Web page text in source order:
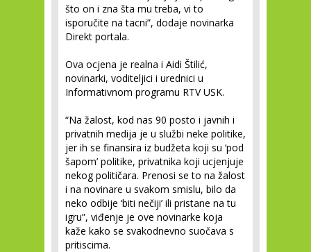
što on i zna šta mu treba, vi to
isporučite na tacni”, dodaje novinarka
Direkt portala.
Ova ocjena je realna i Aidi Štilić,
novinarki, voditeljici i urednici u
Informativnom programu RTV USK.
“Na žalost, kod nas 90 posto i javnih i
privatnih medija je u službi neke politike,
jer ih se finansira iz budžeta koji su ‘pod
šapom’ politike, privatnika koji ucjenjuje
nekog političara. Prenosi se to na žalost
i na novinare u svakom smislu, bilo da
neko odbije ‘biti nečiji’ ili pristane na tu
igru”, viđenje je ove novinarke koja
kaže kako se svakodnevno suočava s
pritiscima.